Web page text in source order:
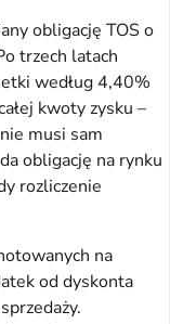
obligację TOS o
trzech latach
według 4,40%
kwoty zysku –
musi sam
obligację na rynku
rozliczenie
na
od dyskonta